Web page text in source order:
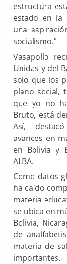
estructura
estado en la
una
socialismo.”
Vasapollo
Unidas y del
solo que los
plano social,
que yo no
Bruto, está
Así,
avances en
en Bolivia y
ALBA.
Como datos
ha caído
materia
se ubica en
Bolivia,
de
materia de
importantes.